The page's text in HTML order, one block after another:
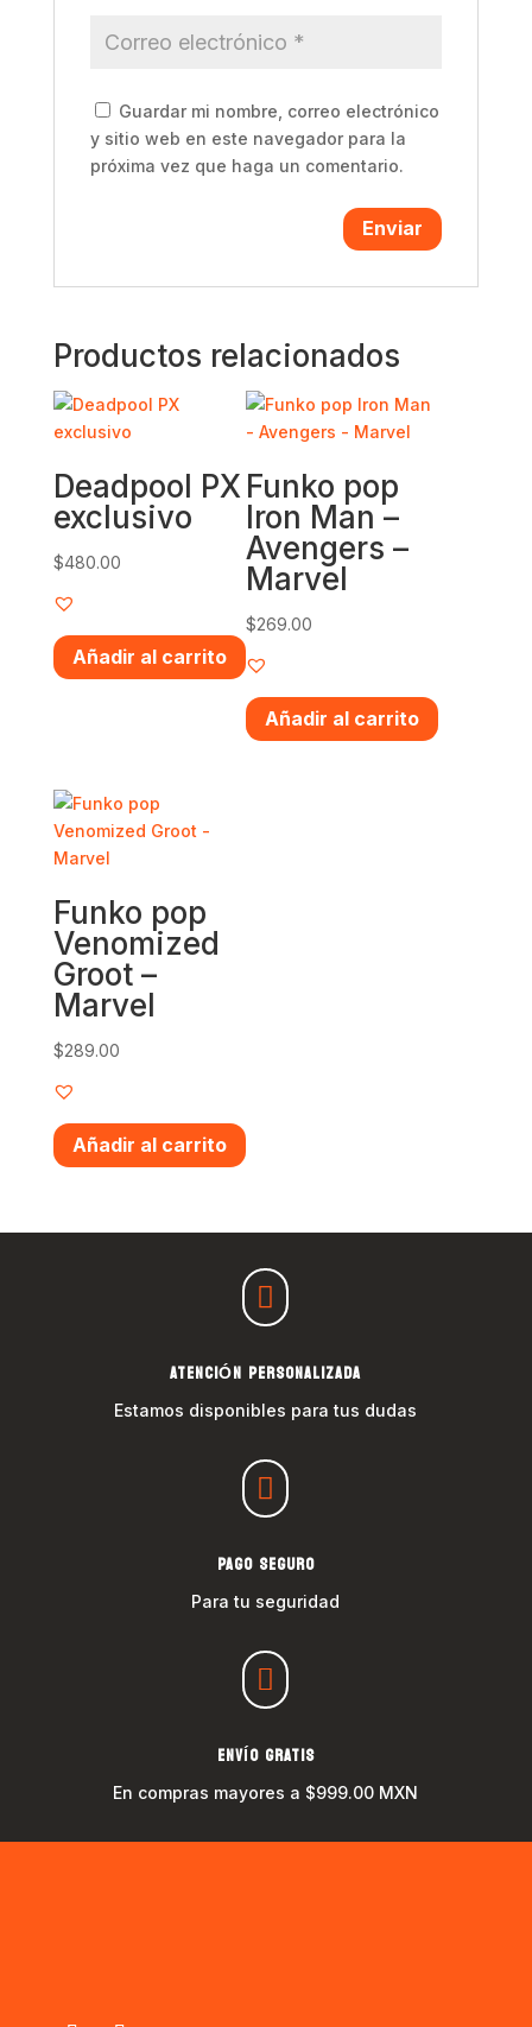
Guardar mi nombre, correo electrónico
y sitio web en este navegador para la
próxima vez que haga un comentario.
Productos relacionados
Deadpool PX
exclusivo
$480.00
Añadir al carrito
Funko pop
Iron Man –
Avengers –
Marvel
$269.00
Añadir al carrito
Funko pop
Venomized
Groot –
Marvel
$289.00
Añadir al carrito

ATENCIÓN PERSONALIZADA
Estamos disponibles para tus dudas

PAGO SEGURO
Para tu seguridad

ENVÍO GRATIS
En compras mayores a $999.00 MXN